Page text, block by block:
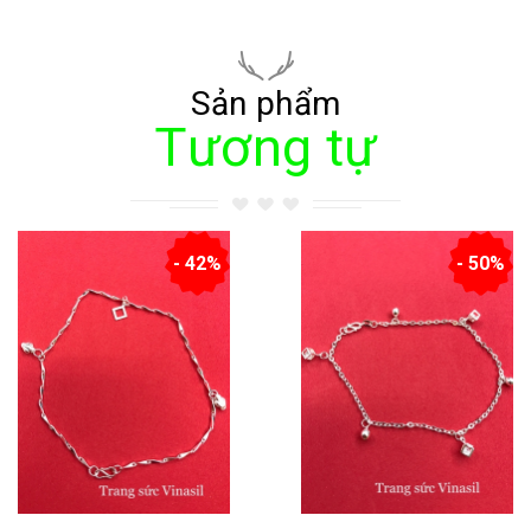
Sản phẩm
Tương tự
- 42% - 50%